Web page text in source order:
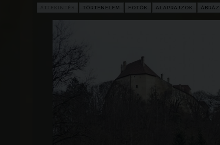
TÖRTÉNELEM FOTÓK ALAPRAJZOK